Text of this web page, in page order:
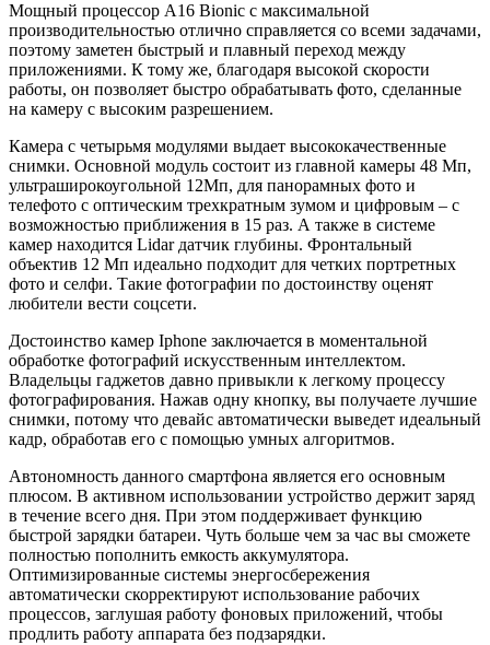
Мощный процессор A16 Bionic с максимальной
производительностью отлично справляется со всеми задачами,
поэтому заметен быстрый и плавный переход между
приложениями. К тому же, благодаря высокой скорости
работы, он позволяет быстро обрабатывать фото, сделанные
на камеру с высоким разрешением.
Камера с четырьмя модулями выдает высококачественные
снимки. Основной модуль состоит из главной камеры 48 Мп,
ультраширокоугольной 12Мп, для панорамных фото и
телефото с оптическим трехкратным зумом и цифровым – с
возможностью приближения в 15 раз. А также в системе
камер находится Lidar датчик глубины. Фронтальный
объектив 12 Мп идеально подходит для четких портретных
фото и селфи. Такие фотографии по достоинству оценят
любители вести соцсети.
Достоинство камер Iphone заключается в моментальной
обработке фотографий искусственным интеллектом.
Владельцы гаджетов давно привыкли к легкому процессу
фотографирования. Нажав одну кнопку, вы получаете лучшие
снимки, потому что девайс автоматически выведет идеальный
кадр, обработав его с помощью умных алгоритмов.
Автономность данного смартфона является его основным
плюсом. В активном использовании устройство держит заряд
в течение всего дня. При этом поддерживает функцию
быстрой зарядки батареи. Чуть больше чем за час вы сможете
полностью пополнить емкость аккумулятора.
Оптимизированные системы энергосбережения
автоматически скорректируют использование рабочих
процессов, заглушая работу фоновых приложений, чтобы
продлить работу аппарата без подзарядки.